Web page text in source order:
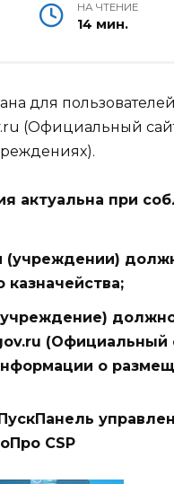
НА ЧТЕНИЕ
14 мин.
для
(Официальный
актуальна при
(учреждении)
о
CSP